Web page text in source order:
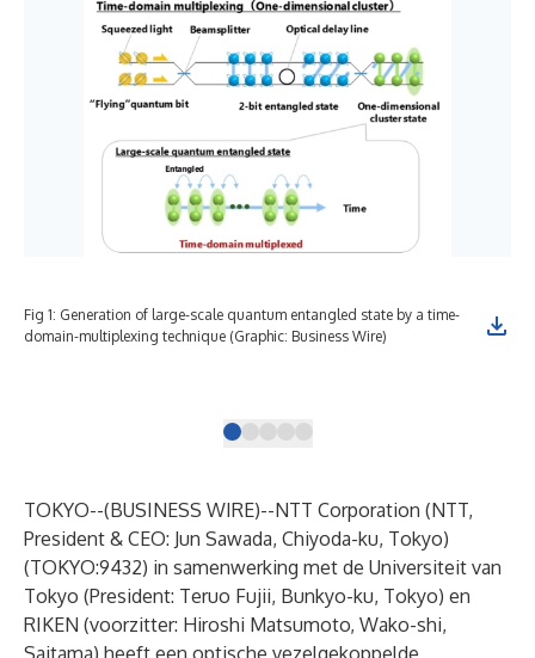
Fig 1: Generation of large-scale quantum entangled state by a time-
domain-multiplexing technique (Graphic: Business Wire)
TOKYO--(BUSINESS WIRE)--NTT Corporation (NTT,
President & CEO: Jun Sawada, Chiyoda-ku, Tokyo)
(TOKYO:9432) in samenwerking met de Universiteit van
Tokyo (President: Teruo Fujii, Bunkyo-ku, Tokyo) en
RIKEN (voorzitter: Hiroshi Matsumoto, Wako-shi,
Saitama) heeft een optische vezelgekoppelde